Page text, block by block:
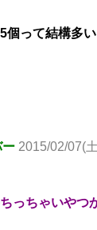
個って結構多
ー 2015/02/07(
っちゃいや